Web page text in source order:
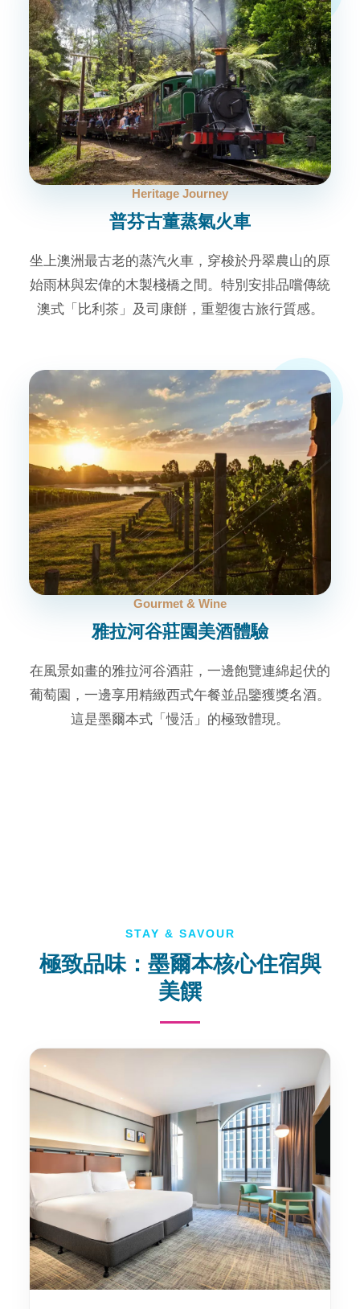
Heritage Journey
普芬古董蒸氣火車
坐上澳洲最古老的蒸汽火車，穿梭於丹翠農山的原
始雨林與宏偉的木製棧橋之間。特別安排品嚐傳統
澳式「比利茶」及司康餅，重塑復古旅行質感。
Gourmet & Wine
雅拉河谷莊園美酒體驗
在風景如畫的雅拉河谷酒莊，一邊飽覽連綿起伏的
葡萄園，一邊享用精緻西式午餐並品鑒獲獎名酒。
這是墨爾本式「慢活」的極致體現。
STAY & SAVOUR
極致品味：墨爾本核心住宿與
美饌